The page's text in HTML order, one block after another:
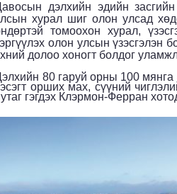
дэлхийн эдийн
хурал шиг олон улсад
томоохон хурал,
олон улсын үзэсгэлэн
долоо хоногт болдог
80 гаруй орны 100 мянга
орших мах, сүүний
гэгдэх Клэрмон-Ферран